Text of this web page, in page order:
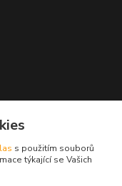
s použitím souborů
týkající se Vašich